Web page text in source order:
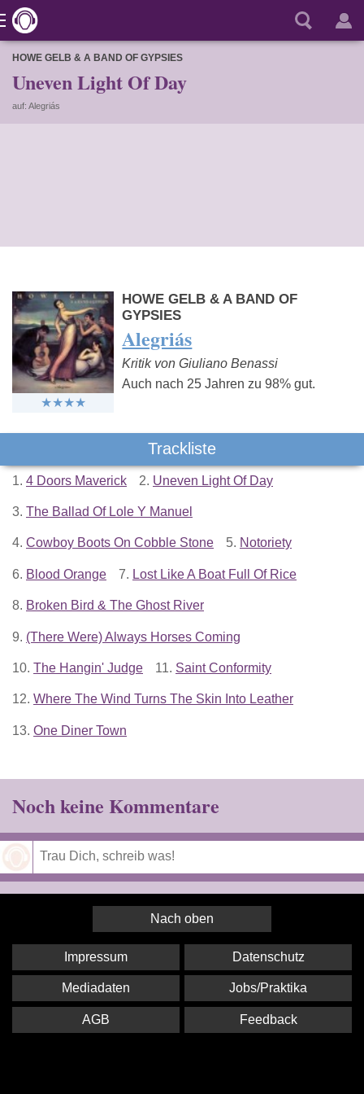
HOWE GELB & A BAND OF GYPSIES
Uneven Light Of Day
auf: Alegriás
HOWE GELB & A BAND OF
GYPSIES
Alegriás
Kritik von Giuliano Benassi
Auch nach 25 Jahren zu 98% gut.
Trackliste
1. 4 Doors Maverick 2. Uneven Light Of Day
3. The Ballad Of Lole Y Manuel
4. Cowboy Boots On Cobble Stone 5. Notoriety
6. Blood Orange 7. Lost Like A Boat Full Of Rice
8. Broken Bird & The Ghost River
9. (There Were) Always Horses Coming
10. The Hangin' Judge 11. Saint Conformity
12. Where The Wind Turns The Skin Into Leather
13. One Diner Town
Noch keine Kommentare
Nach oben
Impressum Datenschutz
Mediadaten Jobs/Praktika
AGB Feedback